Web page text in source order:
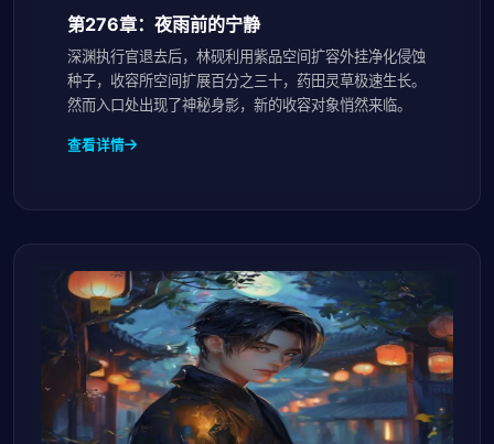
第276章：夜雨前的宁静
深渊执行官退去后，林砚利用紫品空间扩容外挂净化侵蚀
种子，收容所空间扩展百分之三十，药田灵草极速生长。
然而入口处出现了神秘身影，新的收容对象悄然来临。
查看详情